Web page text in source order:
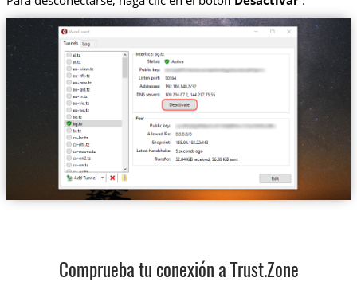
Comprueba tu conexión a Trust.Zone